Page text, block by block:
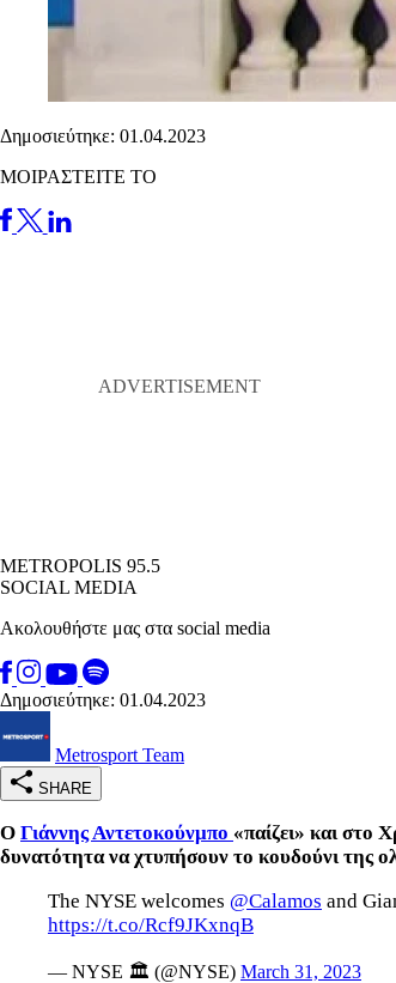
Δημοσιεύτηκε: 01.04.2023
ΜΟΙΡΑΣΤΕΙΤΕ ΤΟ
METROPOLIS 95.5
SOCIAL MEDIA
Ακολουθήστε μας στα social media
Δημοσιεύτηκε: 01.04.2023
Metrosport Team
SHARE
Ο Γιάννης Αντετοκούνμπο «παίζει» και στο
δυνατότητα να χτυπήσουν το κουδούνι της
The NYSE welcomes @Calamos and
https://t.co/Rcf9JKxnqB
— NYSE 🏛 (@NYSE) March 31, 2023